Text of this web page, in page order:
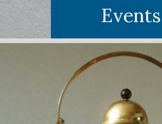
Events